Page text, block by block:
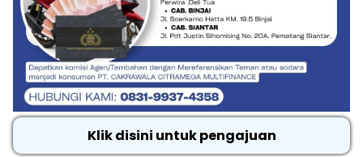
Klik disini untuk pengajuan